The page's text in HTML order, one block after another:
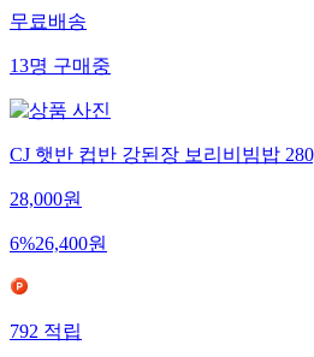
무료배송
13명구매중
CJ 햇반 컵반 강된장 보리비빔밥
28,000원
6%26,400원
792적립